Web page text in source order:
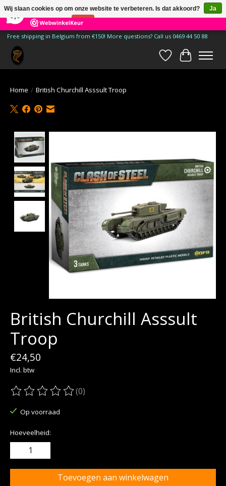
185 Reviews ×
Free shipping in Belgium from €150! More questions? Call us 0469 44 50 88
Verlanglijst
Home / British Churchill Asssult Troop
British Churchill Asssult
Troop
€24,50
Incl. btw
De beoordeling van dit product is
(0)
Op voorraad
Hoeveelheid:
Toevoegen aan winkelwagen
Wij slaan cookies op om onze website te verbeteren. Is dat akkoord?
Ja
Nee